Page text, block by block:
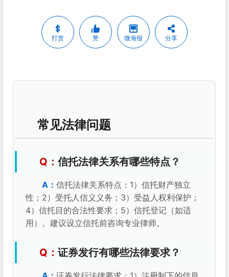
打赏 赞 微海报 分享
常见法律问题
信托法律关系有哪些特点？
信托法律关系特点：1）信托财产独立
性；2）受托人信义义务；3）受益人权利保护；
4）信托目的合法性要求；5）信托登记（如适
用）。建议设立信托前咨询专业律师。
证券发行有哪些法律要求？